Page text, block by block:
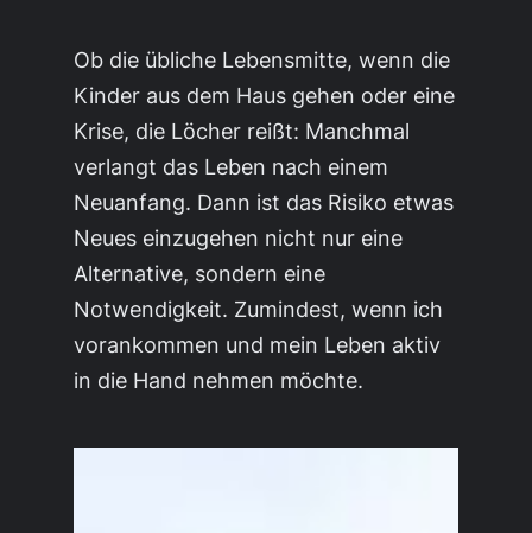
Ob die übliche Lebensmitte, wenn die
Kinder aus dem Haus gehen oder eine
Krise, die Löcher reißt: Manchmal
verlangt das Leben nach einem
Neuanfang. Dann ist das Risiko etwas
Neues einzugehen nicht nur eine
Alternative, sondern eine
Notwendigkeit. Zumindest, wenn ich
vorankommen und mein Leben aktiv
in die Hand nehmen möchte.